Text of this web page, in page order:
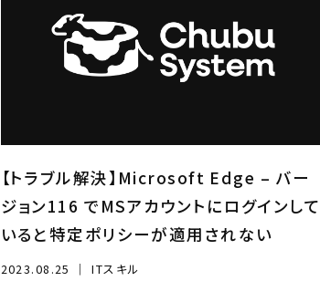
【トラブル解決】Microsoft Edge – バー
ジョン116 でMSアカウントにログインして
いると特定ポリシーが適用されない
2023.08.25 ｜ITスキル